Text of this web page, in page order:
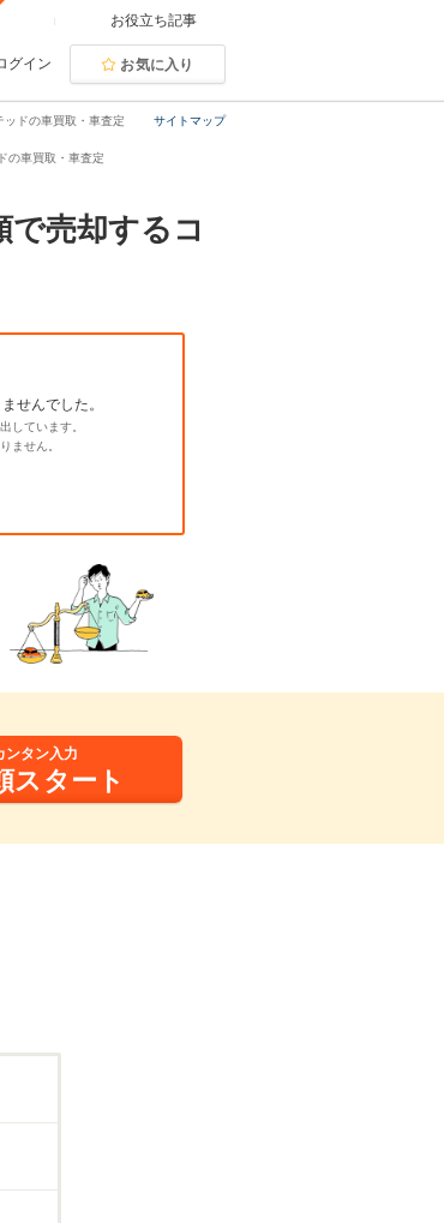
お役立ち記事
グイン お気に入り
サイトマップ
ドの車買取・車査定
の車買取・車査定
売却するコ
せんでした。
しています。
ません。
ンタン入力
スタート